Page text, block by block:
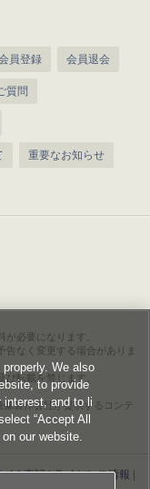
員登録 会員退会
質問
重要なお知らせ
必要になります。
なく変更する場合がありま
転載を禁じます。
製作会社が提供するコンテ
く表記|ライセンス情報
We also
to provide
interest, and to li
“Accept All
our website.